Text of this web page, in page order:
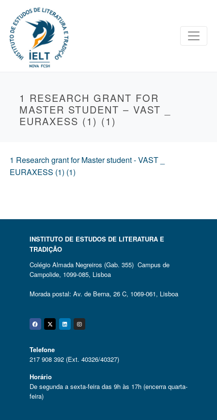
1 RESEARCH GRANT FOR
MASTER STUDENT – VAST _
EURAXESS (1) (1)
1 Research grant for Master student - VAST _
EURAXESS (1) (1)
INSTITUTO DE ESTUDOS DE LITERATURA E
TRADIÇÃO
Colégio Almada Negreiros (Gab. 355) Campus de
Campolide, 1099-085, Lisboa
Morada postal: Av. de Berna, 26 C, 1069-061, Lisboa
Facebook
Twitter
Linkedin
Instagram
Telefone
217 908 392 (Ext. 40326/40327)
Horário
De segunda a sexta-feira das 9h às 17h (encerra quarta-
feira)